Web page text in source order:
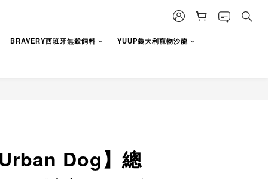
BRAVERY西班牙無穀飼料
YUUP義大利寵物沙龍
Urban Dog】總
BUY NOW